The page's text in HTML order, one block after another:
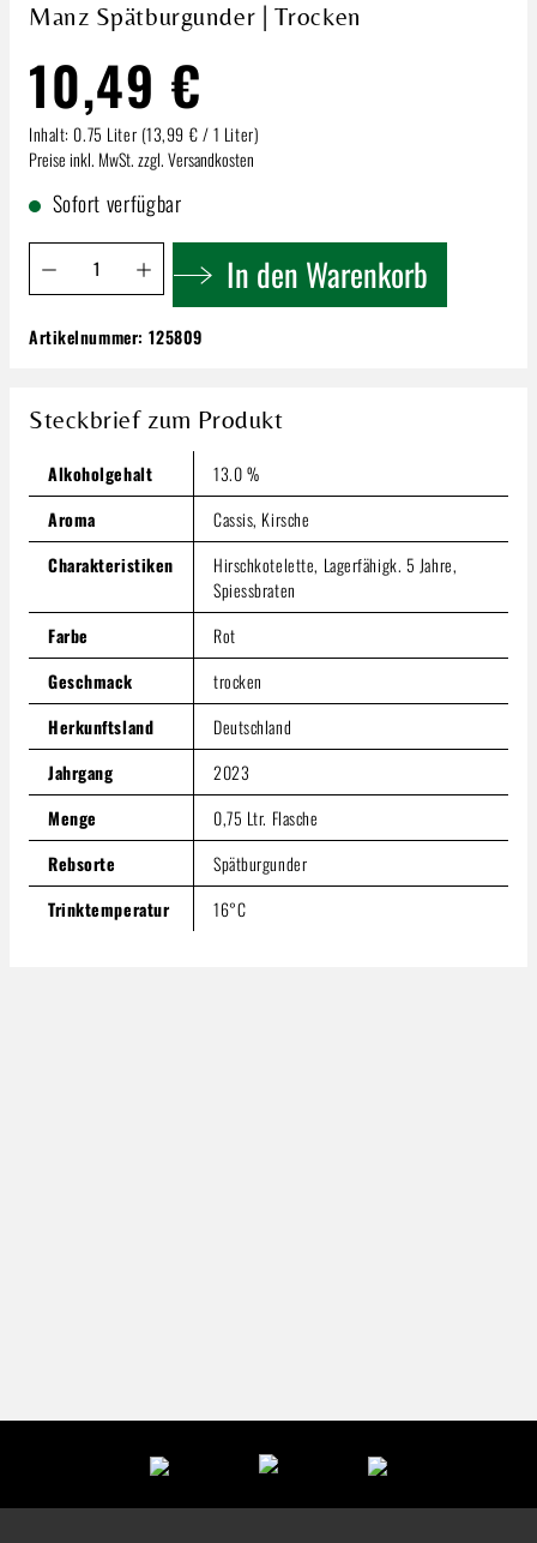
Manz Spätburgunder | Trocken
10,49 €
Inhalt: 0.75 Liter (13,99 € / 1 Liter)
Preise inkl. MwSt. zzgl. Versandkosten
Sofort verfügbar
Produkt Anzahl: Gib den gewünschten Wert ein oder
In den Warenkorb
Manz Spätburgunder | Trocken
Inhalt:0.75 Liter(13,99 € / 1 Liter)
Preise inkl. MwSt. zzgl. Versandkosten
Produkt Anzahl: Gib den gewünschten Wert ein oder
In den Warenkorb
Artikelnummer:125809
Steckbrief zum Produkt
Alkoholgehalt
13.0 %
Aroma
Cassis, Kirsche
Charakteristiken
Hirschkotelette, Lagerfähigk. 5 Jahre,
Spiessbraten
Farbe
Rot
Geschmack
trocken
Herkunftsland
Deutschland
Jahrgang
2023
Menge
0,75 Ltr. Flasche
Rebsorte
Spätburgunder
Trinktemperatur
16°C